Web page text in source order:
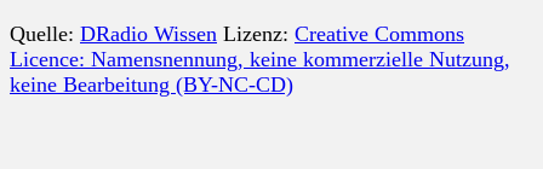
Quelle: DRadio Wissen Lizenz: Creative Commons
Licence: Namensnennung, keine kommerzielle Nutzung,
keine Bearbeitung (BY-NC-CD)